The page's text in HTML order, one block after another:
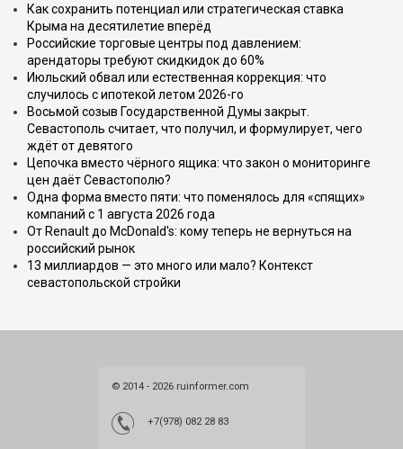
Как сохранить потенциал или стратегическая ставка
Крыма на десятилетие вперёд
Российские торговые центры под давлением:
арендаторы требуют скидкидок до 60%
Июльский обвал или естественная коррекция: что
случилось с ипотекой летом 2026-го
Восьмой созыв Государственной Думы закрыт.
Севастополь считает, что получил, и формулирует, чего
ждёт от девятого
Цепочка вместо чёрного ящика: что закон о мониторинге
цен даёт Севастополю?
Одна форма вместо пяти: что поменялось для «спящих»
компаний с 1 августа 2026 года
От Renault до McDonald's: кому теперь не вернуться на
российский рынок
13 миллиардов — это много или мало? Контекст
севастопольской стройки
© 2014 - 2026 ruinformer.com
+7(978) 082 28 83